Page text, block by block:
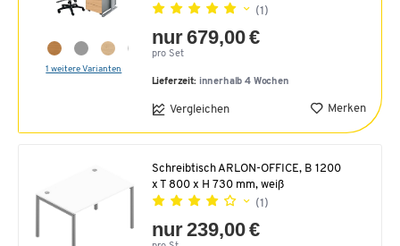
1 weitere Varianten
(1)
nur 679,00 €
pro Set
Lieferzeit: innerhalb 4 Wochen
Vergleichen Merken
Schreibtisch ARLON-OFFICE, B 1200
x T 800 x H 730 mm, weiß
(1)
nur 239,00 €